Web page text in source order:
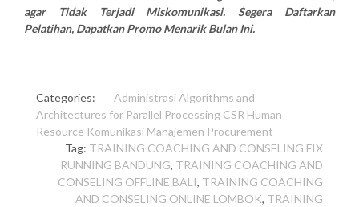
agar Tidak Terjadi Miskomunikasi. Segera Daftarkan
Pelatihan, Dapatkan Promo Menarik Bulan Ini.
Categories: AdministrasiAlgorithms and
Architectures for Parallel Processing CSR Human
Resource Komunikasi Manajemen Procurement
Tag: TRAINING COACHING AND CONSELING FIX
RUNNING BANDUNG, TRAINING COACHING AND
CONSELING OFFLINE BALI, TRAINING COACHING
AND CONSELING ONLINE LOMBOK, TRAINING